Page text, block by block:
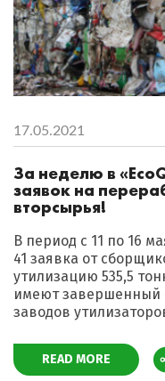
17.05.2021
За неделю в
заявок на
вторсырья!
В период с 11 по 16
41 заявка от
утилизацию 535,5
имеют завершенный
заводов
READ MORE